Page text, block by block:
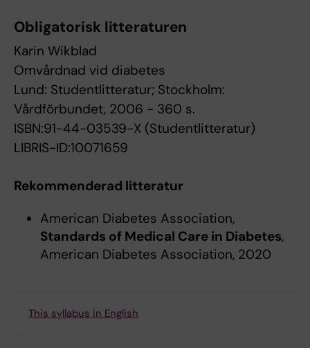
Obligatorisk litteraturen
Karin Wikblad
Omvårdnad vid diabetes
Lund: Studentlitteratur; Stockholm:
Vårdförbundet, 2006 - 360 s.
ISBN:91-44-03539-X (Studentlitteratur)
LIBRIS-ID:10071659
Rekommenderad litteratur
American Diabetes Association,
Standards of Medical Care in Diabetes,
American Diabetes Association, 2020
This syllabus in English